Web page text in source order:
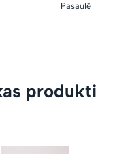
Pasaulē
produkti